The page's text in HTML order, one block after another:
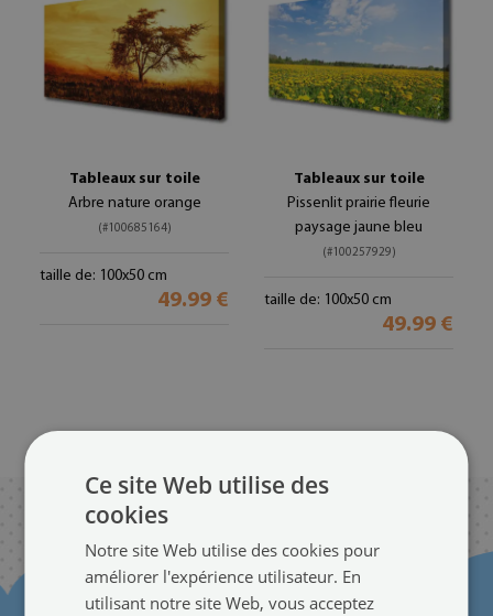
Tableaux sur toile
Arbre nature orange
(#100685164)
taille de: 100x50 cm
49.99 €
Tableaux sur toile
Pissenlit prairie fleurie
paysage jaune bleu
(#100257929)
taille de: 100x50 cm
49.99 €
Ce site Web utilise des
cookies
Notre site Web utilise des cookies pour
améliorer l'expérience utilisateur. En
utilisant notre site Web, vous acceptez